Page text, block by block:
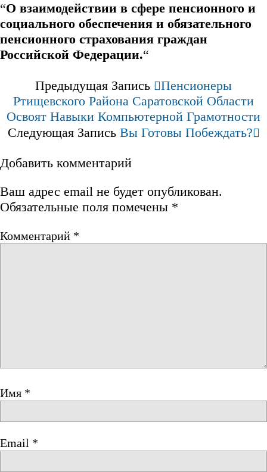
“О взаимодействии в сфере пенсионного и
социального обеспечения и обязательного
пенсионного страхования граждан
Российской Федерации.“
Предыдущая Запись
Пенсионеры
Ртищевского Района Саратовской Области
Освоят Навыки Компьютерной Грамотности
Следующая Запись Вы Готовы Побеждать?
Добавить комментарий
Ваш адрес email не будет опубликован.
Обязательные поля помечены *
Комментарий *
Имя *
Email *